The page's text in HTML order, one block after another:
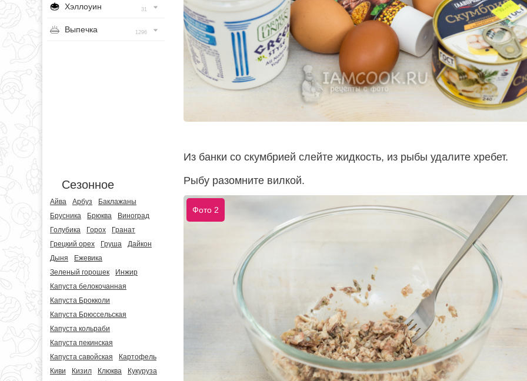
Хэллоуин 31
Выпечка 1296
Сезонное
Айва Арбуз
Баклажаны
Брусника
Брюква
Виноград
Голубика
Горох
Гранат
Грецкий орех
Груша
Дайкон
Дыня
Ежевика
Зеленый горошек
Инжир
Капуста белокочанная
Капуста Брокколи
Капуста Брюссельская
Капуста кольраби
Капуста пекинская
Капуста савойская
Картофель
Киви
Кизил Клюква
Кукуруза
Из банки со скумбрией слейте жидкость, из рыбы удалите хребет.
Рыбу разомните вилкой.
Фото 2